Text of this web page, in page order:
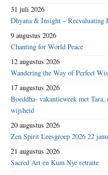
31 juli 2026
Dhyana & Insight – Reevaluating
9 augustus 2026
Chanting for World Peace
12 augustus 2026
Wandering the Way of Perfect
17 augustus 2026
Boeddha- vakantieweek met
wijsheid
20 augustus 2026
Zen Spirit Leesgroep 2026 22
21 augustus 2026
Sacred Art en Kum Nye retraite